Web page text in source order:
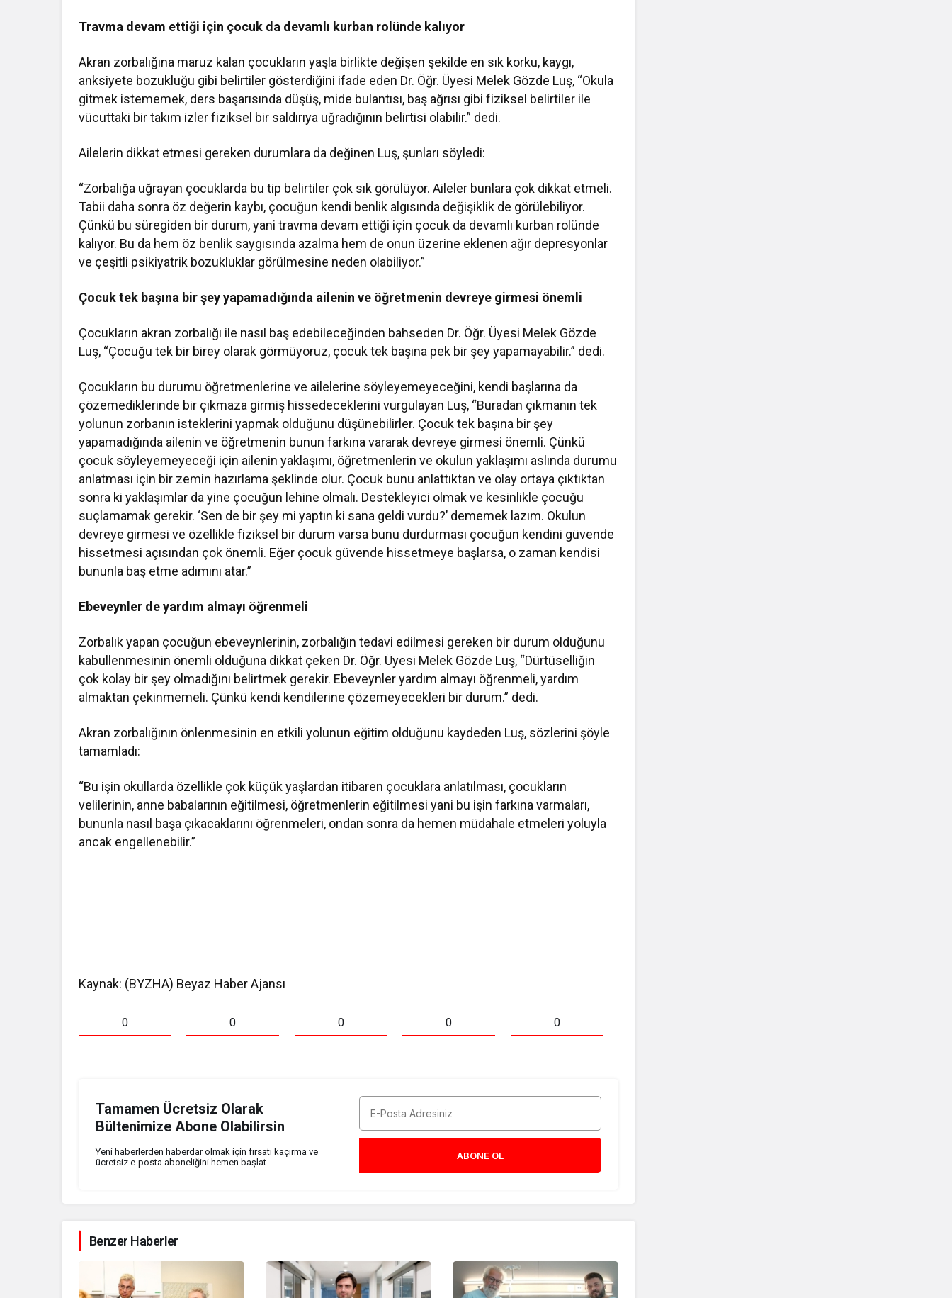
Travma devam ettiği için çocuk da devamlı kurban rolünde kalıyor
Akran zorbalığına maruz kalan çocukların yaşla birlikte değişen şekilde en sık korku, kaygı,
anksiyete bozukluğu gibi belirtiler gösterdiğini ifade eden Dr. Öğr. Üyesi Melek Gözde Luş, “Okula
gitmek istememek, ders başarısında düşüş, mide bulantısı, baş ağrısı gibi fiziksel belirtiler ile
vücuttaki bir takım izler fiziksel bir saldırıya uğradığının belirtisi olabilir.” dedi.
Ailelerin dikkat etmesi gereken durumlara da değinen Luş, şunları söyledi:
“Zorbalığa uğrayan çocuklarda bu tip belirtiler çok sık görülüyor. Aileler bunlara çok dikkat etmeli.
Tabii daha sonra öz değerin kaybı, çocuğun kendi benlik algısında değişiklik de görülebiliyor.
Çünkü bu süregiden bir durum, yani travma devam ettiği için çocuk da devamlı kurban rolünde
kalıyor. Bu da hem öz benlik saygısında azalma hem de onun üzerine eklenen ağır depresyonlar
ve çeşitli psikiyatrik bozukluklar görülmesine neden olabiliyor.”
Çocuk tek başına bir şey yapamadığında ailenin ve öğretmenin devreye girmesi önemli
Çocukların akran zorbalığı ile nasıl baş edebileceğinden bahseden Dr. Öğr. Üyesi Melek Gözde
Luş, “Çocuğu tek bir birey olarak görmüyoruz, çocuk tek başına pek bir şey yapamayabilir.” dedi.
Çocukların bu durumu öğretmenlerine ve ailelerine söyleyemeyeceğini, kendi başlarına da
çözemediklerinde bir çıkmaza girmiş hissedeceklerini vurgulayan Luş, “Buradan çıkmanın tek
yolunun zorbanın isteklerini yapmak olduğunu düşünebilirler. Çocuk tek başına bir şey
yapamadığında ailenin ve öğretmenin bunun farkına vararak devreye girmesi önemli. Çünkü
çocuk söyleyemeyeceği için ailenin yaklaşımı, öğretmenlerin ve okulun yaklaşımı aslında durumu
anlatması için bir zemin hazırlama şeklinde olur. Çocuk bunu anlattıktan ve olay ortaya çıktıktan
sonra ki yaklaşımlar da yine çocuğun lehine olmalı. Destekleyici olmak ve kesinlikle çocuğu
suçlamamak gerekir. ‘Sen de bir şey mi yaptın ki sana geldi vurdu?’ dememek lazım. Okulun
devreye girmesi ve özellikle fiziksel bir durum varsa bunu durdurması çocuğun kendini güvende
hissetmesi açısından çok önemli. Eğer çocuk güvende hissetmeye başlarsa, o zaman kendisi
bununla baş etme adımını atar.”
Ebeveynler de yardım almayı öğrenmeli
Zorbalık yapan çocuğun ebeveynlerinin, zorbalığın tedavi edilmesi gereken bir durum olduğunu
kabullenmesinin önemli olduğuna dikkat çeken Dr. Öğr. Üyesi Melek Gözde Luş, “Dürtüselliğin
çok kolay bir şey olmadığını belirtmek gerekir. Ebeveynler yardım almayı öğrenmeli, yardım
almaktan çekinmemeli. Çünkü kendi kendilerine çözemeyecekleri bir durum.” dedi.
Akran zorbalığının önlenmesinin en etkili yolunun eğitim olduğunu kaydeden Luş, sözlerini şöyle
tamamladı:
“Bu işin okullarda özellikle çok küçük yaşlardan itibaren çocuklara anlatılması, çocukların
velilerinin, anne babalarının eğitilmesi, öğretmenlerin eğitilmesi yani bu işin farkına varmaları,
bununla nasıl başa çıkacaklarını öğrenmeleri, ondan sonra da hemen müdahale etmeleri yoluyla
ancak engellenebilir.”
Kaynak: (BYZHA) Beyaz Haber Ajansı
0 0 0 0 0
Tamamen Ücretsiz Olarak
Bültenimize Abone Olabilirsin
Yeni haberlerden haberdar olmak için fırsatı kaçırma ve
ücretsiz e-posta aboneliğini hemen başlat.
ABONE OL
Benzer Haberler